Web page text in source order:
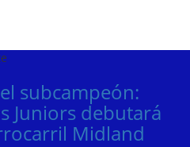
subcampeón:
Juniors debutará
Midland